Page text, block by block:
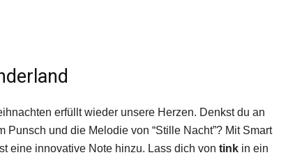
erfüllt wieder unsere Herzen. Denkst du an
Punsch und die Melodie von “Stille Nacht”? Mit Smart
eine innovative Note hinzu. Lass dich von tink in ein